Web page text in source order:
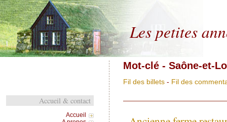
Les petites
Mot-clé - Saône-et-
Fil des billets- Fil des
Accueil & contact
Accueil